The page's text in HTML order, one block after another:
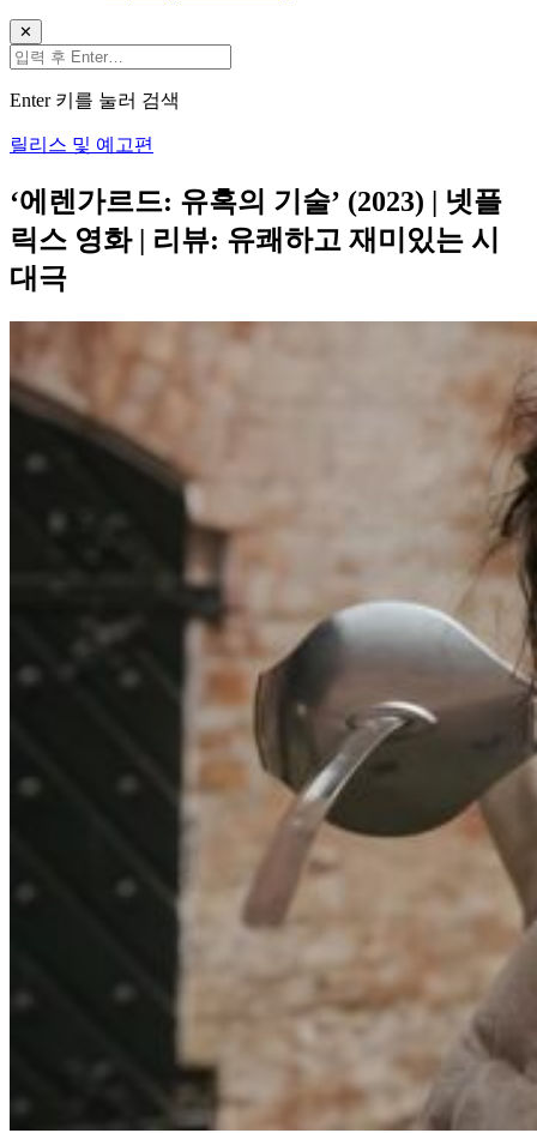
✕
Enter 키를 눌러 검색
릴리스 및 예고편
‘에렌가르드: 유혹의 기술’ (2023) | 넷플
릭스 영화 | 리뷰: 유쾌하고 재미있는 시
대극